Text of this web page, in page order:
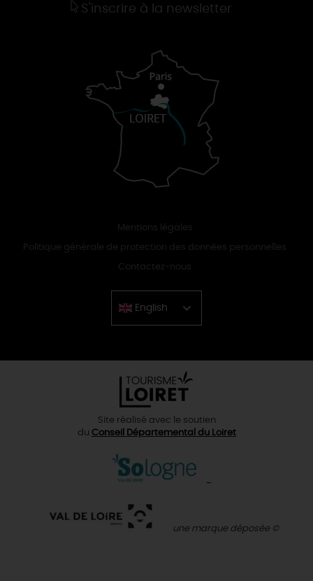
S'inscrire à la newsletter
Mentions légales
Politique générale de protection des données personnelles
Contactez-nous
English
Chinese
Site réalisé avec le soutien
du Conseil Départemental du Loiret
une marque déposée ©